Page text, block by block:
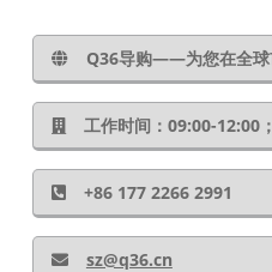
Q36导购——为您在全球
工作时间：09:00-12:00
+86 177 2266 2991
sz@q36.cn